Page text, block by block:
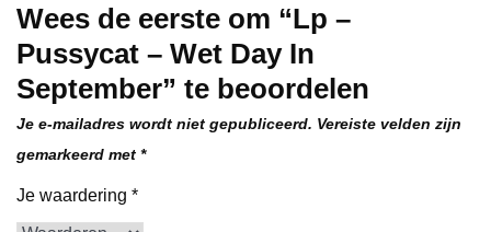
Wees de eerste om “Lp –
Pussycat – Wet Day In
September” te beoordelen
Je e-mailadres wordt niet gepubliceerd. Vereiste velden zijn
gemarkeerd met *
Je waardering *